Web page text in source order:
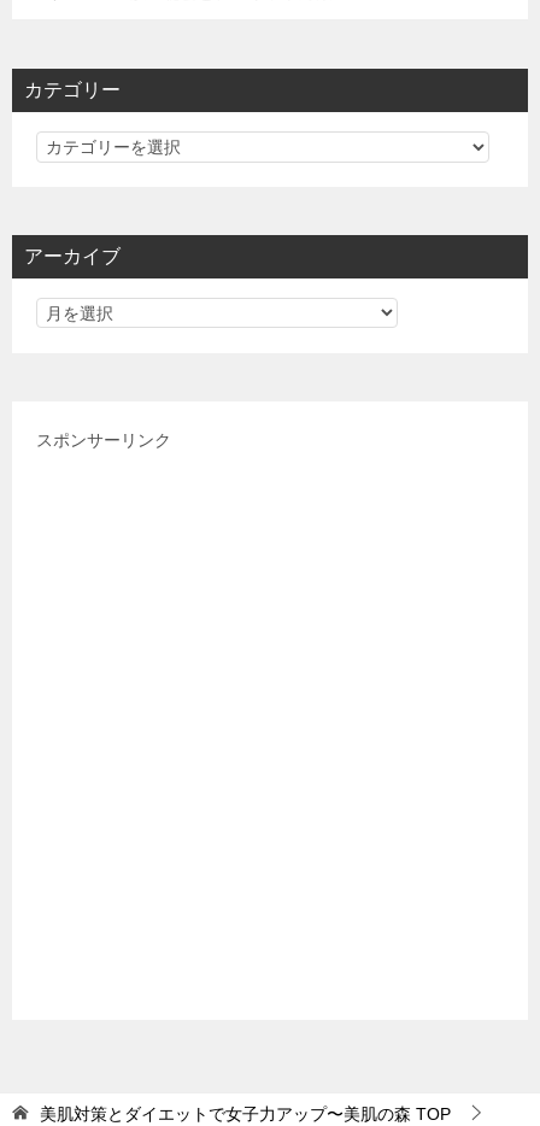
カテゴリー
カ
リ
アーカイブ
スポンサーリンク
美肌対策とダイエットで女子力アップ〜美肌の森 TOP